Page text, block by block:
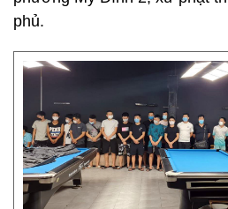
phủ.